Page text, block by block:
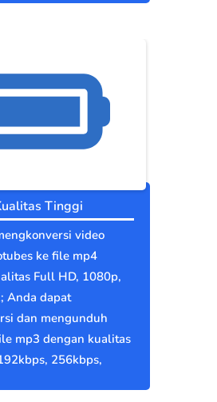
Tinggi
video
ke file mp4
Full HD, 1080p,
Anda dapat
dan mengunduh
mp3 dengan kualitas
256kbps,